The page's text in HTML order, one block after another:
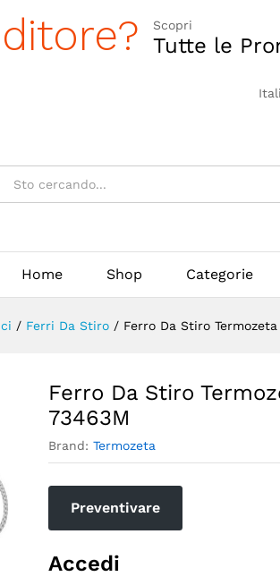
Scopri
Tutte le
Categorie
Home Shop Categorie
/ Ferri Da Stiro / Ferro Da Stiro
Ferro Da Stiro
73463M
Brand: Termozeta
Preventivare
Accedi